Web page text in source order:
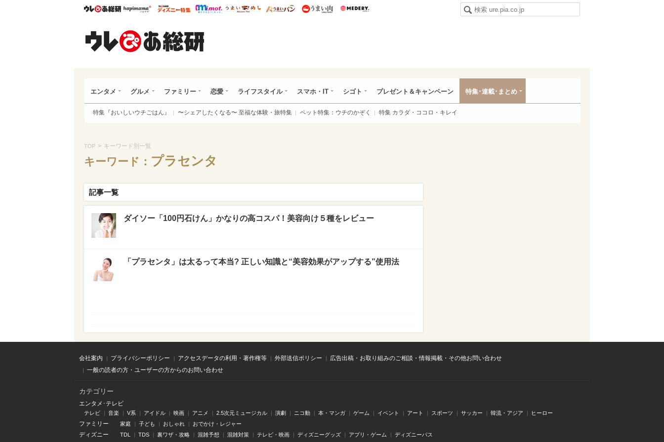
ウレぴあ総研ハピママ* ウレぴあ総研 ディズニー特集
mimot. うまいめし うまいパン うまい肉
エンタメ グルメ ファミリー 恋愛 ライフスタイル スマホ・IT シゴト プレゼント＆キャンペーン 特集･連載･まとめ
特集『おいしいウチごはん』 〜シェアしたくなる〜 至福な体験・旅特集 ペット特集：ウチのかぞく 特集 カラダ・ココロ・キレイ
TOP > キーワード別一覧
キーワード： プラセンタ
記事一覧
ダイソー「100円石けん」かなりの高コスパ！美容向け５種をレビュー
「プラセンタ」は太るって本当? 正しい知識と“美容効果がアップする”使用法
会社案内 プライバシーポリシー アクセスデータの利用・著作権等 外部送信ポリシー
広告出稿・お取り組みのご相談・情報掲載・その他お問い合わせ
一般の読者の方・ユーザーの方からのお問い合わせ
カテゴリー
エンタメ･テレビ
テレビ 音楽 V系 アイドル 映画 アニメ 2.5次元ミュージカル 演劇 ニコ動 本・マンガ ゲーム イベント アート スポーツ サッカー 韓流・アジア ヒーロー
ファミリー 家庭 子ども おしゃれ おでかけ・レジャー
ディズニー TDL TDS 裏ワザ・攻略 混雑予想 混雑対策 テレビ・映画 ディズニーグッズ アプリ・ゲーム ディズニーパス